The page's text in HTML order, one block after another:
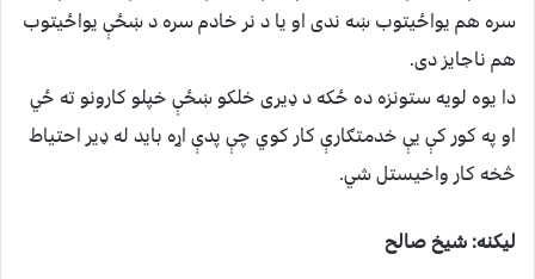
سره هم يواځيتوب ښه ندی او يا د نر خادم سره د ښځې يواځيتوب
هم ناجايز دی.
دا يوه لويه ستونزه ده ځکه د ډيری خلکو ښځې خپلو کارونو ته ځي
او په کور کې يې خدمتګارې کار کوي چې پدې اړه بايد له ډير احتياط
څخه کار واخیستل شي.
ليکنه: شيخ صالح